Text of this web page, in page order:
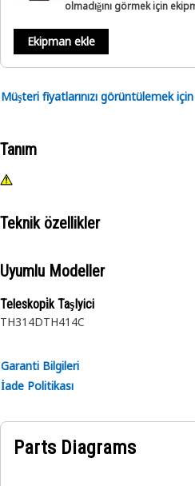
olmadığını görmek için
Ekipman ekle
Müşteri fiyatlarınızı görüntülemek
Tanım
Teknik özellikler
Uyumlu Modeller
Teleskopi̇k TaşIyici
TH314DTH414C
Garanti Bilgileri
İade Politikası
Parts Diagrams